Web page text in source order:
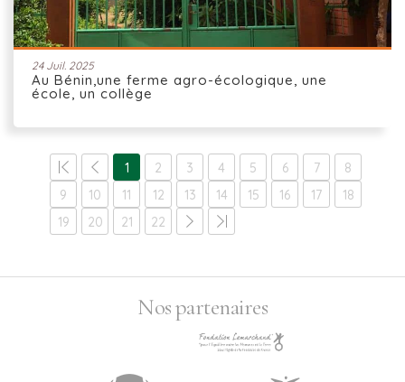
24 Juil. 2025
Au Bénin,une ferme agro-écologique, une
école, un collège
1 2 3 4 5 6 7
8
9
10 11 12 13 14 15 16 17
18
19
20 21 22
Nos partenaires